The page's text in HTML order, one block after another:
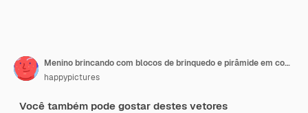
Menino brincando com blocos de brinquedo e pirâmide em conjunto vetorial de sala de jogos
happypictures
Você também pode gostar destes vetores